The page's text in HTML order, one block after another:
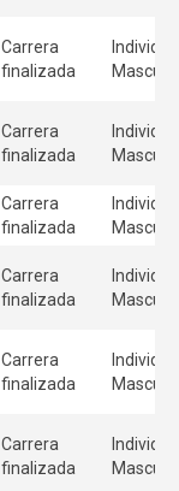
Carrera
finalizada
Carrera
finalizada
Carrera
finalizada
Carrera
finalizada
Carrera
finalizada
Carrera
finalizada